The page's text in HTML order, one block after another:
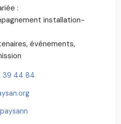
:
installation-
événements,
39 44 84